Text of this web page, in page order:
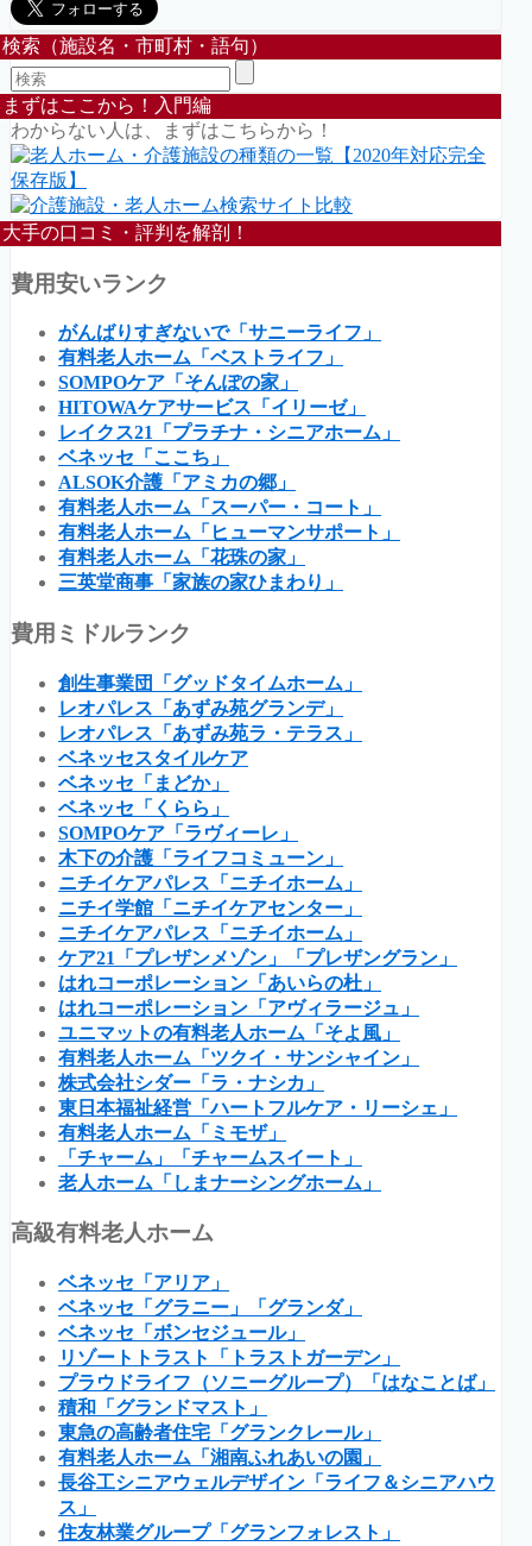
検索（施設名・市町村・語句）
まずはここから！入門編
わからない人は、まずはこちらから！
大手の口コミ・評判を解剖！
費用安いランク
がんばりすぎないで「サニーライフ」
有料老人ホーム「ベストライフ」
SOMPOケア「そんぽの家」
HITOWAケアサービス「イリーゼ」
レイクス21「プラチナ・シニアホーム」
ベネッセ「ここち」
ALSOK介護「アミカの郷」
有料老人ホーム「スーパー・コート」
有料老人ホーム「ヒューマンサポート」
有料老人ホーム「花珠の家」
三英堂商事「家族の家ひまわり」
費用ミドルランク
創生事業団「グッドタイムホーム」
レオパレス「あずみ苑グランデ」
レオパレス「あずみ苑ラ・テラス」
ベネッセスタイルケア
ベネッセ「まどか」
ベネッセ「くらら」
SOMPOケア「ラヴィーレ」
木下の介護「ライフコミューン」
ニチイケアパレス「ニチイホーム」
ニチイ学館「ニチイケアセンター」
ニチイケアパレス「ニチイホーム」
ケア21「プレザンメゾン」「プレザングラン」
はれコーポレーション「あいらの杜」
はれコーポレーション「アヴィラージュ」
ユニマットの有料老人ホーム「そよ風」
有料老人ホーム「ツクイ・サンシャイン」
株式会社シダー「ラ・ナシカ」
東日本福祉経営「ハートフルケア・リーシェ」
有料老人ホーム「ミモザ」
「チャーム」「チャームスイート」
老人ホーム「しまナーシングホーム」
高級有料老人ホーム
ベネッセ「アリア」
ベネッセ「グラニー」「グランダ」
ベネッセ「ボンセジュール」
リゾートトラスト「トラストガーデン」
プラウドライフ（ソニーグループ）「はなことば」
積和「グランドマスト」
東急の高齢者住宅「グランクレール」
有料老人ホーム「湘南ふれあいの園」
長谷工シニアウェルデザイン「ライフ＆シニアハウ
ス」
住友林業グループ「グランフォレスト」